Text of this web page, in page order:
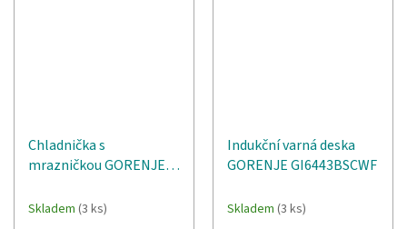
Chladnička s
mrazničkou GORENJE
Skladem (3 ks)
Indukční varná deska
GORENJE GI6443BSCWF
Skladem (3 ks)